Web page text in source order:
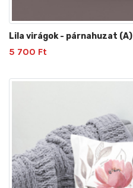
Lila virágok - párnahuzat (A)
5 700 Ft